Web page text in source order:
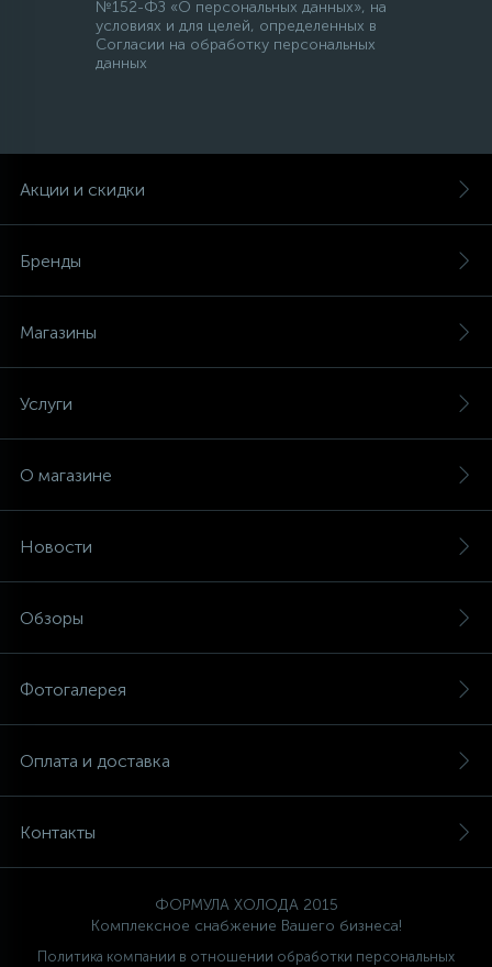
№152-ФЗ «О персональных данных», на
условиях и для целей, определенных в
Согласии на обработку персональных
данных
Акции и скидки
Бренды
Магазины
Услуги
О магазине
Новости
Обзоры
Фотогалерея
Оплата и доставка
Контакты
ФОРМУЛА ХОЛОДА 2015
Комплексное снабжение Вашего бизнеса!
Политика компании в отношении обработки персональных